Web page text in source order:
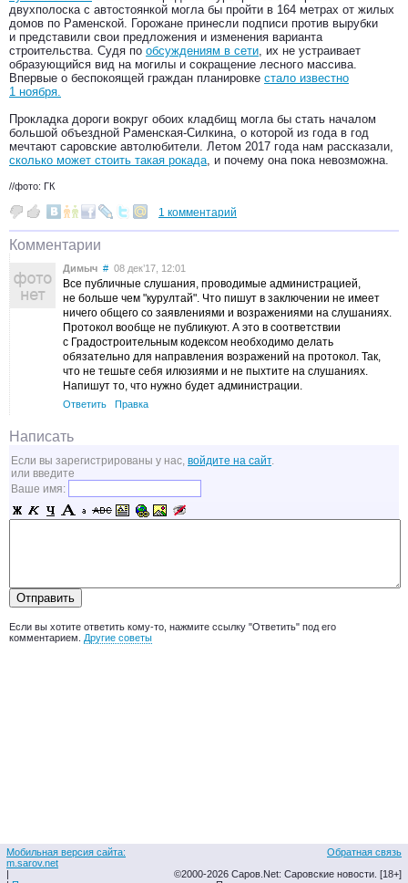
двухполоска с автостоянкой могла бы пройти в 164 метрах от жилых
домов по Раменской. Горожане принесли подписи против вырубки
и представили свои предложения и изменения варианта
строительства. Судя по обсуждениям в сети, их не устраивает
образующийся вид на могилы и сокращение лесного массива.
Впервые о беспокоящей граждан планировке стало известно
1 ноября.
Прокладка дороги вокруг обоих кладбищ могла бы стать началом
большой объездной Раменская-Силкина, о которой из года в год
мечтают саровские автолюбители. Летом 2017 года нам рассказали,
сколько может стоить такая рокада, и почему она пока невозможна.
//фото: ГК
1 комментарий
Комментарии
Димыч # 08 дек’17, 12:01
Все публичные слушания, проводимые администрацией,
не больше чем "курултай". Что пишут в заключении не имеет
ничего общего со заявлениями и возражениями на слушаниях.
Протокол вообще не публикуют. А это в соответствии
с Градостроительным кодексом необходимо делать
обязательно для направления возражений на протокол. Так,
что не тешьте себя илюзиями и не пыхтите на слушаниях.
Напишут то, что нужно будет администрации.
Ответить Правка
Написать
Если вы зарегистрированы у нас, войдите на сайт.
или введите
Ваше имя:
Если вы хотите ответить кому-то, нажмите ссылку "Ответить" под его
комментарием. Другие советы
Мобильная версия сайта:
m.sarov.net
|
Обратная связь
©2000-2026 Саров.Net: Саровские новости. [18+]